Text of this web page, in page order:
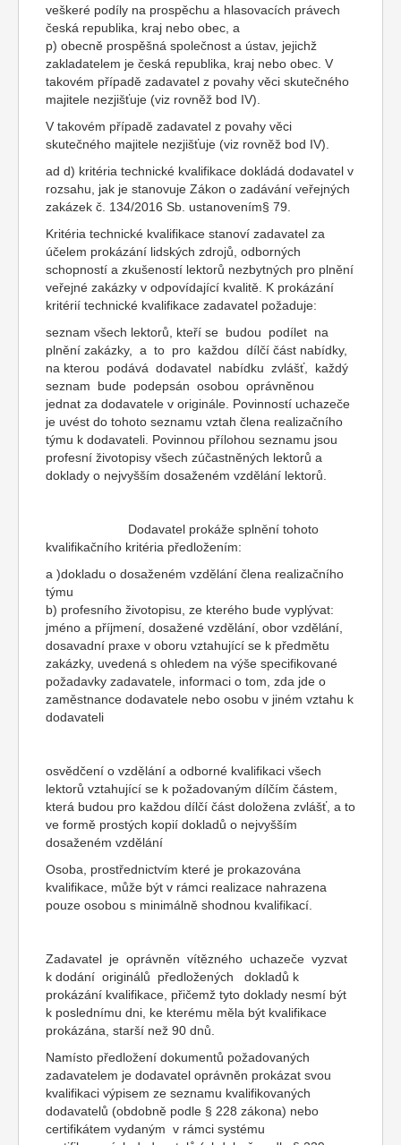
veškeré podíly na prospěchu a hlasovacích právech
česká republika, kraj nebo obec, a
p) obecně prospěšná společnost a ústav, jejichž
zakladatelem je česká republika, kraj nebo obec. V
takovém případě zadavatel z povahy věci skutečného
majitele nezjišťuje (viz rovněž bod IV).
V takovém případě zadavatel z povahy věci
skutečného majitele nezjišťuje (viz rovněž bod IV).
ad d) kritéria technické kvalifikace dokládá dodavatel v
rozsahu, jak je stanovuje Zákon o zadávání veřejných
zakázek č. 134/2016 Sb. ustanovením§ 79.
Kritéria technické kvalifikace stanoví zadavatel za
účelem prokázání lidských zdrojů, odborných
schopností a zkušeností lektorů nezbytných pro plnění
veřejné zakázky v odpovídající kvalitě. K prokázání
kritérií technické kvalifikace zadavatel požaduje:
seznam všech lektorů, kteří se budou podílet na
plnění zakázky, a to pro každou dílčí část nabídky,
na kterou podává dodavatel nabídku zvlášť, každý
seznam bude podepsán osobou oprávněnou
jednat za dodavatele v originále. Povinností uchazeče
je uvést do tohoto seznamu vztah člena realizačního
týmu k dodavateli. Povinnou přílohou seznamu jsou
profesní životopisy všech zúčastněných lektorů a
doklady o nejvyšším dosaženém vzdělání lektorů.
Dodavatel prokáže splnění tohoto
kvalifikačního kritéria předložením:
a )dokladu o dosaženém vzdělání člena realizačního
týmu
b) profesního životopisu, ze kterého bude vyplývat:
jméno a příjmení, dosažené vzdělání, obor vzdělání,
dosavadní praxe v oboru vztahující se k předmětu
zakázky, uvedená s ohledem na výše specifikované
požadavky zadavatele, informaci o tom, zda jde o
zaměstnance dodavatele nebo osobu v jiném vztahu k
dodavateli
osvědčení o vzdělání a odborné kvalifikaci všech
lektorů vztahující se k požadovaným dílčím částem,
která budou pro každou dílčí část doložena zvlášť, a to
ve formě prostých kopií dokladů o nejvyšším
dosaženém vzdělání
Osoba, prostřednictvím které je prokazována
kvalifikace, může být v rámci realizace nahrazena
pouze osobou s minimálně shodnou kvalifikací.
Zadavatel je oprávněn vítězného uchazeče vyzvat
k dodání originálů předložených dokladů k
prokázání kvalifikace, přičemž tyto doklady nesmí být
k poslednímu dni, ke kterému měla být kvalifikace
prokázána, starší než 90 dnů.
Namísto předložení dokumentů požadovaných
zadavatelem je dodavatel oprávněn prokázat svou
kvalifikaci výpisem ze seznamu kvalifikovaných
dodavatelů (obdobně podle § 228 zákona) nebo
certifikátem vydaným v rámci systému